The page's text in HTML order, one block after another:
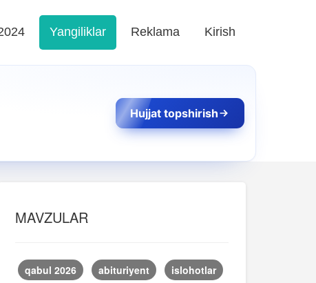
Yangiliklar Reklama Kirish
Hujjat topshirish
MAVZULAR
qabul 2026 abituriyent
islohotlar